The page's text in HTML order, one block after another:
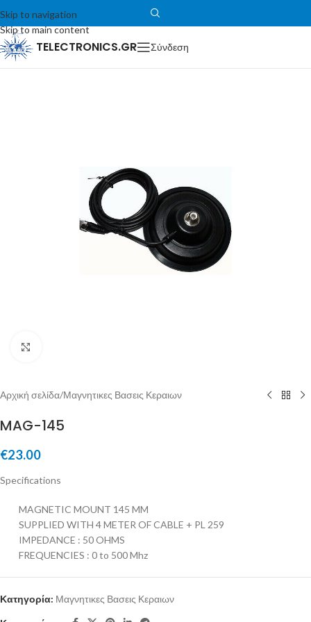
Skip to navigation
Skip to main content
TELECTRONICS.GR Σύνδεση
Αρχική σελίδα/Μαγνητικες Βασεις Κεραιων
MAG-145
€23.00
Specifications
MAGNETIC MOUNT 145 MM
SUPPLIED WITH 4 METER OF CABLE + PL 259
IMPEDANCE : 50 OHMS
FREQUENCIES : 0 to 500 Mhz
Κατηγορία: Μαγνητικες Βασεις Κεραιων